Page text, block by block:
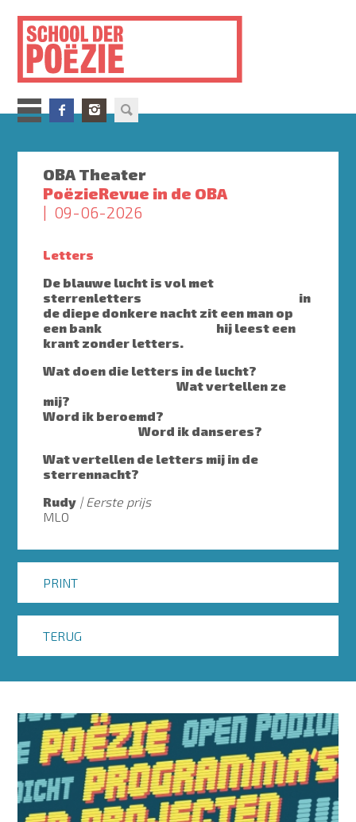
inhoud
gaan
OBA Theater
PoëzieRevue in de OBA
09-06-2026
Letters
De blauwe lucht is vol met
sterrenletters in
de diepe donkere nacht zit een man op
een bank hij leest een
krant zonder letters.
Wat doen die letters in de lucht?
Wat vertellen ze
mij?
Word ik beroemd?
Word ik danseres?
Wat vertellen de letters mij in de
sterrennacht?
Rudy
Eerste prijs
MLO
PRINT
TERUG